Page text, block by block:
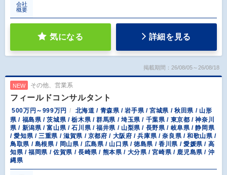
会社
概要
気になる 詳細を見る
掲載期間：26/08/05～26/08/18
NEW その他、営業系
フィールドコンサルタント
500万円～999万円
北海道 / 青森県 / 岩手県 / 宮城県 / 秋田県 / 山形
県 / 福島県 / 茨城県 / 栃木県 / 群馬県 / 埼玉県 / 千葉県 / 東京都 / 神奈川
県 / 新潟県 / 富山県 / 石川県 / 福井県 / 山梨県 / 長野県 / 岐阜県 / 静岡県
/ 愛知県 / 三重県 / 滋賀県 / 京都府 / 大阪府 / 兵庫県 / 奈良県 / 和歌山県 /
鳥取県 / 島根県 / 岡山県 / 広島県 / 山口県 / 徳島県 / 香川県 / 愛媛県 / 高
知県 / 福岡県 / 佐賀県 / 長崎県 / 熊本県 / 大分県 / 宮崎県 / 鹿児島県 / 沖
縄県